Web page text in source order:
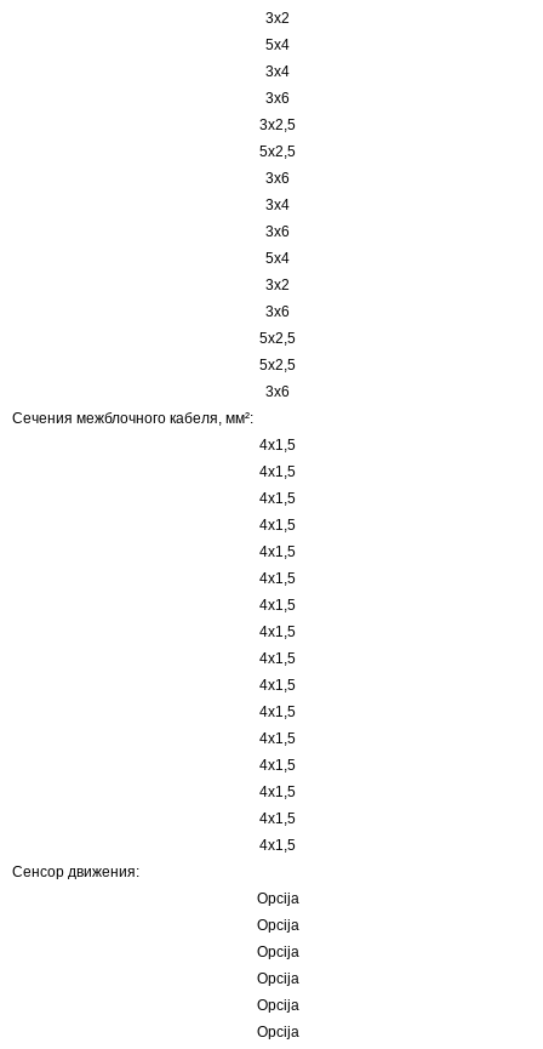
3x2
5x4
3x4
3x6
3x2,5
5x2,5
3x6
3x4
3x6
5x4
3x2
3x6
5x2,5
5x2,5
3x6
Сечения межблочного кабеля, мм²:
4x1,5
4x1,5
4x1,5
4x1,5
4x1,5
4x1,5
4x1,5
4x1,5
4x1,5
4x1,5
4x1,5
4x1,5
4x1,5
4x1,5
4x1,5
4x1,5
Сенсор движения:
Opcija
Opcija
Opcija
Opcija
Opcija
Opcija